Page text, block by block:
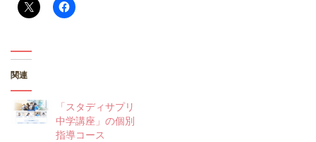
関連
「スタディサプリ
中学講座」の個別
指導コース